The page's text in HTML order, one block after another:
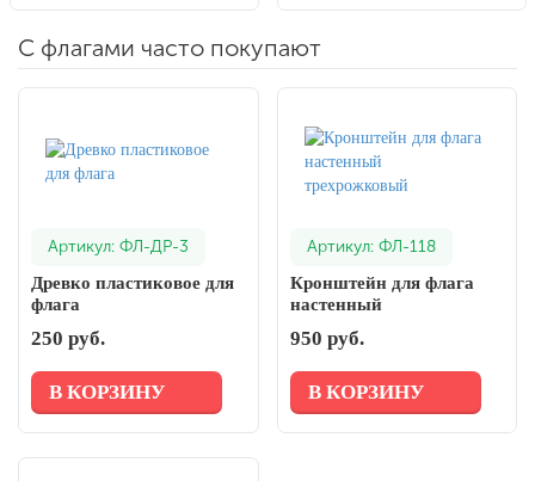
С флагами часто покупают
Артикул: ФЛ-ДР-3
Древко пластиковое для
флага
250 руб.
В КОРЗИНУ
Артикул: ФЛ-118
Кронштейн для флага
настенный
950 руб.
В КОРЗИНУ